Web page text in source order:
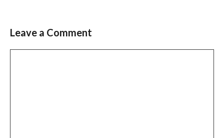
Leave a Comment